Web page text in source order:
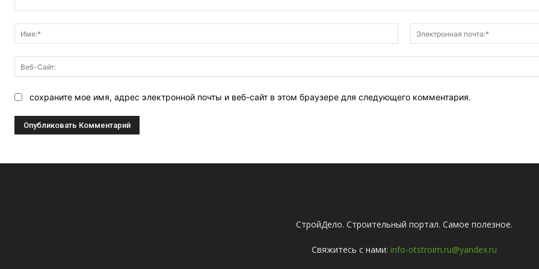
Имя:*
сохраните мое имя, адрес электронной почты и веб-сайт в этом браузере для следующего комментария.
СтройДело. Строительный портал. Самое полезное.
Свяжитесь с нами: info-otstroim.ru@yandex.ru